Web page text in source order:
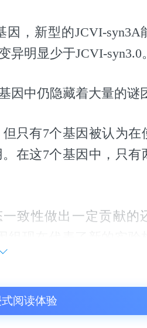
因，新型的JCVI-syn3A
明显少于JCVI-syn3.0。
因中仍隐藏着大量的谜
只有7个基因被认为在
在这7个基因中，只有
致性做出一定贡献的
用。
为细菌生理学和广泛的
阅读体验